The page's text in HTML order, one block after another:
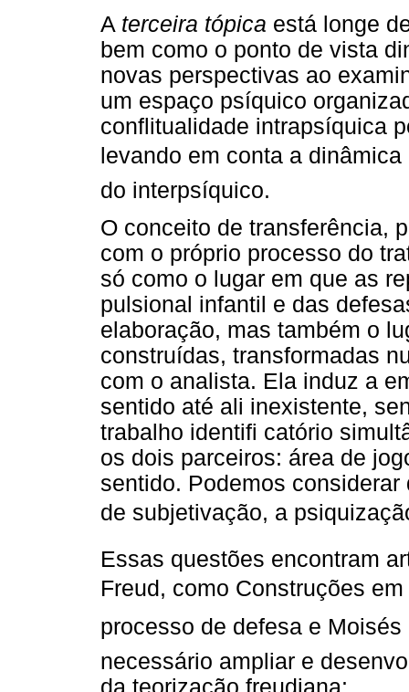
A terceira tópica está longe
bem como o ponto de vista
novas perspectivas ao
um espaço psíquico
conflitualidade intrapsíquica
levando em conta a dinâmica
do interpsíquico.
O conceito de transferência,
com o próprio processo do
só como o lugar em que as
pulsional infantil e das
elaboração, mas também o
construídas, transformadas
com o analista. Ela induz a
sentido até ali inexistente,
trabalho identifi catório
os dois parceiros: área de
sentido. Podemos
de subjetivação, a
Essas questões encontram
Freud, como Construções
processo de defesa e
necessário ampliar e